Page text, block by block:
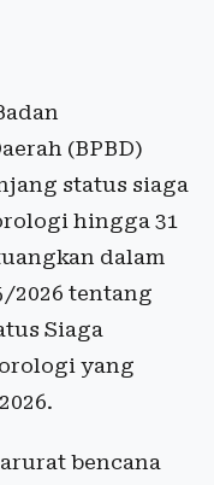
(BPBD)
status siaga
hingga 31
dalam
2026 tentang
Siaga
yang
bencana